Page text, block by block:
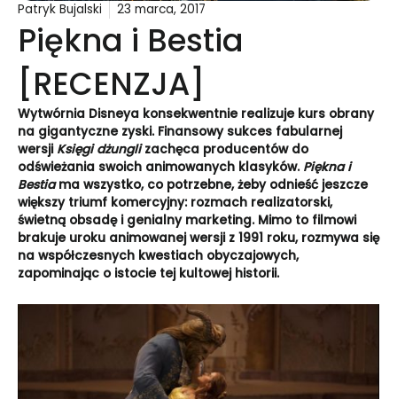
Patryk Bujalski 23 marca, 2017
Piękna i Bestia
[RECENZJA]
Wytwórnia Disneya konsekwentnie realizuje kurs obrany
na gigantyczne zyski. Finansowy sukces fabularnej
wersji Księgi dżunglizachęca producentów do
odświeżania swoich animowanych klasyków. Piękna i
Bestiama wszystko, co potrzebne, żeby odnieść jeszcze
większy triumf komercyjny: rozmach realizatorski,
świetną obsadę i genialny marketing. Mimo to filmowi
brakuje uroku animowanej wersji z 1991 roku, rozmywa się
na współczesnych kwestiach obyczajowych,
zapominając o istocie tej kultowej historii.